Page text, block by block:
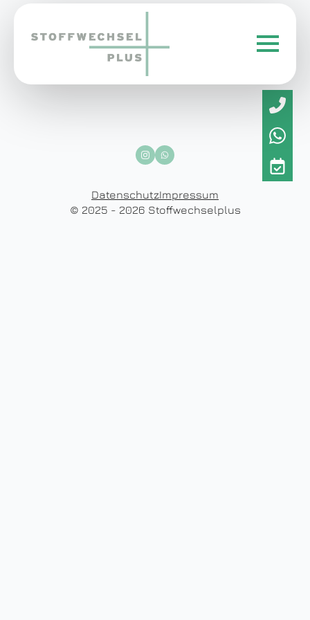
DatenschutzImpressum
© 2025 - 2026 Stoffwechselplus